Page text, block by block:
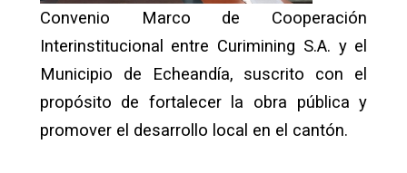
Convenio Marco de Cooperación
Interinstitucional entre Curimining S.A. y el
Municipio de Echeandía, suscrito con el
propósito de fortalecer la obra pública y
promover el desarrollo local en el cantón.